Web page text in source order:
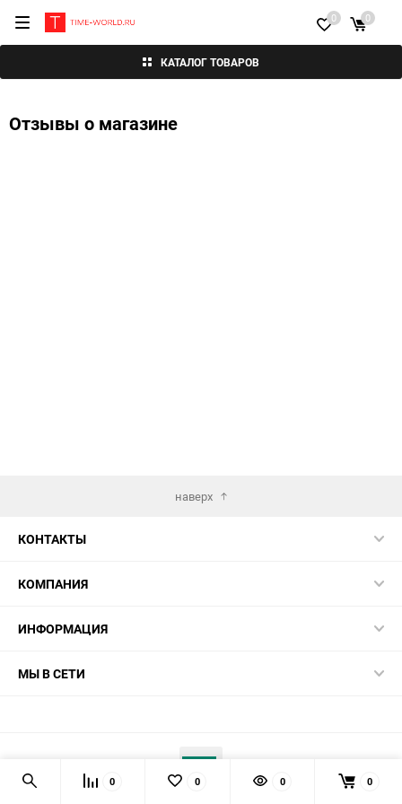
КАТАЛОГ ТОВАРОВ
0 0
Отзывы о магазине
наверх
КОНТАКТЫ
КОМПАНИЯ
ИНФОРМАЦИЯ
МЫ В СЕТИ
0 0 0 0